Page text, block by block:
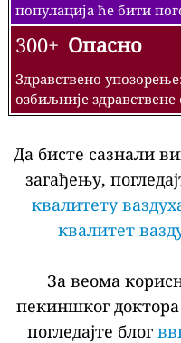
популација ће бити
300+ Опасно
Здравствено
озбиљније здравствене
Да бисте сазнали
загађењу,
квалитету
квалитет
За веома
пекиншког
погледајте блог